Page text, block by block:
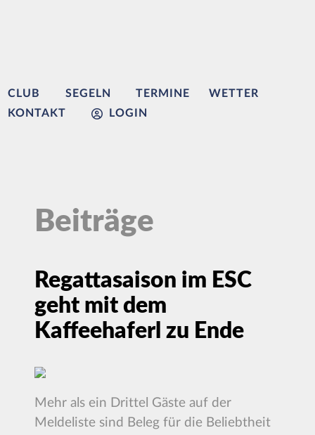
CLUB SEGELN TERMINE
WETTER
KONTAKT
LOGIN
Beiträge
Regattasaison im ESC
geht mit dem
Kaffeehaferl zu Ende
Mehr als ein Drittel Gäste auf der
Meldeliste sind Beleg für die Beliebtheit